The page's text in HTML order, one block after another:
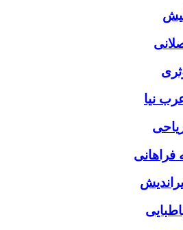
نیا
فراهانی